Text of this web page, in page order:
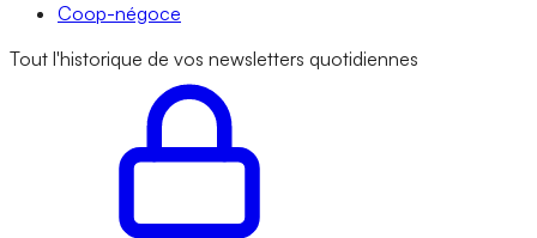
Coop-négoce
Tout l'historique de vos newsletters quotidiennes